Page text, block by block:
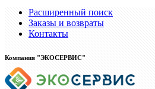
Расширенный поиск
Заказы и возвраты
Контакты
Компания "ЭКОСЕРВИС"